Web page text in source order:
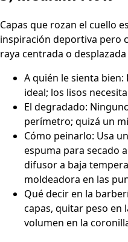
Capas que rozan el cuello
inspiración deportiva pero
raya centrada o
A quién le sienta
ideal; los lisos
El degradado:
perímetro; quizá un
Cómo peinarlo: Usa
espuma para secado
difusor a baja
moldeadora en las
Qué decir en la
capas, quitar peso en
volumen en la